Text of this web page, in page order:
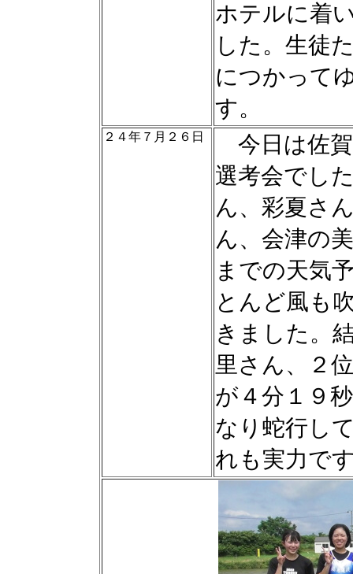
ホテルに着
した。生徒
につかって
す。
２４年７月２６日
今日は佐
選考会でし
ん、彩夏さ
ん、会津の
までの天気
とんど風も
きました。
里さん、２
が４分１９
なり蛇行し
れも実力で